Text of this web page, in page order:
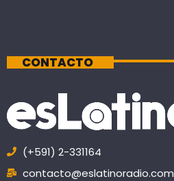
CONTACTO
(+591) 2-331164
contacto@eslatinoradio.com